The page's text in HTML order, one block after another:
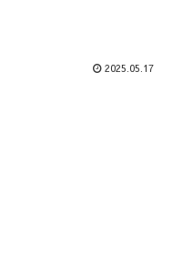
2025.05.17